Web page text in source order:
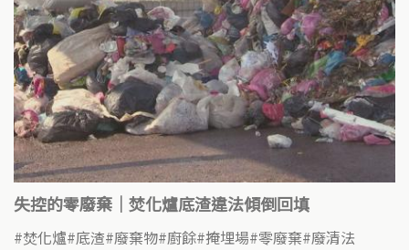
失控的零廢棄｜焚化爐底渣違法傾倒回填
焚化爐 底渣 廢棄物 廚餘 掩埋場 零廢棄 廢清法